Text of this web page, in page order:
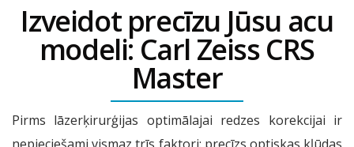
Izveidot precīzu Jūsu acu
modeli: Carl Zeiss CRS
Master
Pirms lāzerķirurģijas optimālajai redzes korekcijai ir